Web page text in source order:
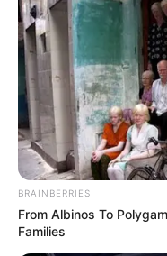
8 – 10 – 13 – 1 – 5
Meilleur
Paris-Courses: 8 – 10
100% Quinté le
CanalTurf
BRAINBERRIES
From Albinos To
Families